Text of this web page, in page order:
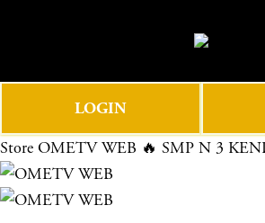
e
e
n
u
LOGIN
Store OMETV WEB 🔥 SMP N 3